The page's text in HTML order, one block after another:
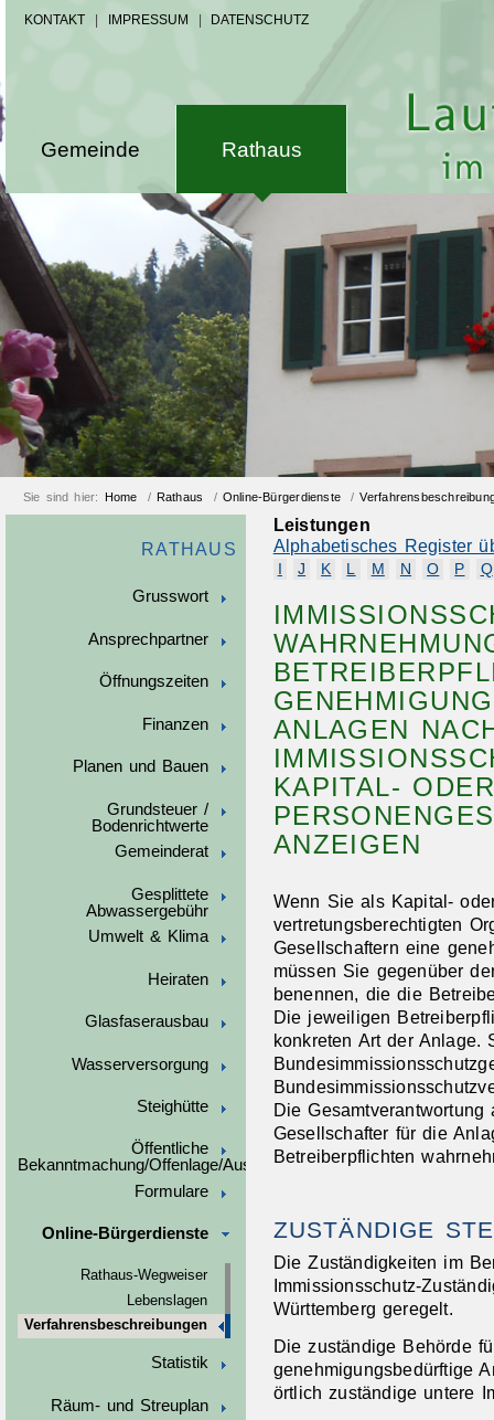
KONTAKT IMPRESSUM DATENSCHUTZ
Gemeinde Rathaus
Sie sind hier: Home / Rathaus / Online-Bürgerdienste /
RATHAUS
Grusswort
Ansprechpartner
Öffnungszeiten
Finanzen
Planen und Bauen
Grundsteuer /
Bodenrichtwerte
Gemeinderat
Gesplittete
Abwassergebühr
Umwelt & Klima
Heiraten
Glasfaserausbau
Wasserversorgung
Steighütte
Öffentliche
Bekanntmachung/Offenlage/Ausschreibungen
Formulare
Online-Bürgerdienste
Rathaus-Wegweiser
Lebenslagen
Verfahrensbeschreibungen
Statistik
Räum- und Streuplan
Leistungen
Alphabetisches Register
J K L M N O P Q
ANLAGEN
KAPITAL-
ANZEIGEN
Wenn Sie als Kapital-
vertretungsberechtigten
Gesellschaftern eine
müssen Sie gegenüber
benennen, die die
Die jeweiligen
konkreten Art der Anlage.
Die
Gesellschafter für die
Betreiberpflichten
ZUSTÄNDIGE
Die Zuständigkeiten im
Immissionsschutz-
Württemberg geregelt.
Die zuständige Behörde
genehmigungsbedürftige
örtlich zuständige untere